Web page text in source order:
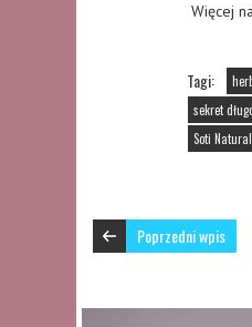
Więcej
Tagi:
sekret
Soti Natural
Poprzedni wpis